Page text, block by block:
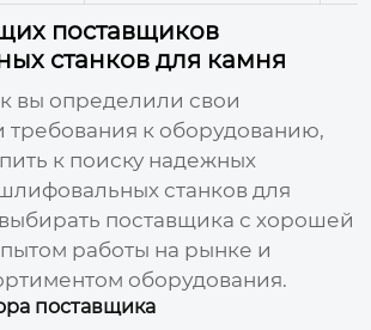
поставщиков
станков для камня
вы определили свои
требования к оборудованию,
к поиску надежных
станков для
поставщика с хорошей
работы на рынке и
оборудования.
поставщика